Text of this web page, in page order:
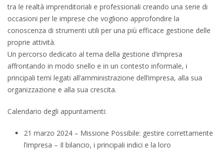
tra le realtà imprenditoriali e professionali creando una serie di
occasioni per le imprese che vogliono approfondire la
conoscenza di strumenti utili per una più efficace gestione delle
proprie attività.
Un percorso dedicato al tema della gestione d’impresa
affrontando in modo snello e in un contesto informale, i
principali temi legati all’amministrazione dell’impresa, alla sua
organizzazione e alla sua crescita.
Calendario degli appuntamenti:
21 marzo 2024 – Missione Possibile: gestire correttamente
l’impresa – Il bilancio, i principali indici e la loro